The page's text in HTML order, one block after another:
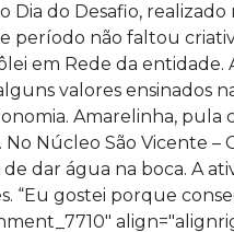
Dia do Desafio,
período não faltou
em Rede da
valores ensinados
Amarelinha, pula
No Núcleo São Vicente
dar água na boca. A
“Eu gostei porque